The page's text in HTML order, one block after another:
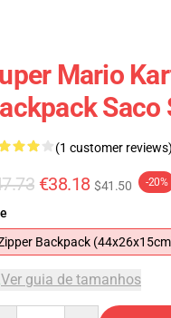
Mario
Saco
(1 customer reviews)
€38.18 $41.50 -20%
Backpack
Ver guia de tamanhos